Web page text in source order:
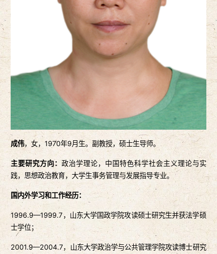
成伟，女，1970年9月生。副教授，硕士生导师。
主要研究方向：政治学理论，中国特色科学社会主义理论与实
践，思想政治教育，大学生事务管理与发展指导专业。
国内外学习和工作经历：
1996.9—1999.7，山东大学国政学院攻读硕士研究生并获法学硕
士学位；
2001.9—2004.7，山东大学政治学与公共管理学院攻读博士研究